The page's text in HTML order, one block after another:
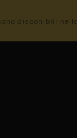
disponibili